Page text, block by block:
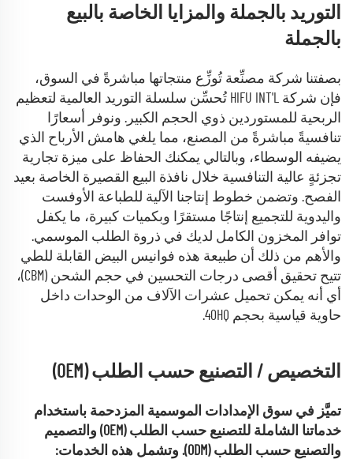
التوريد بالجملة والمزايا الخاصة بالبيع
بالجملة
بصفتنا شركة مصنِّعة تُوزِّع منتجاتها مباشرةً في السوق،
فإن شركة HIFU INT'L تُحسِّن سلسلة التوريد العالمية لتعظيم
الربحية للمستوردين ذوي الحجم الكبير. ونوفر أسعارًا
تنافسيةً مباشرةً من المصنع، مما يلغي هامش الأرباح الذي
يضيفه الوسطاء، وبالتالي يمكنك الحفاظ على ميزة تجارية
تجزئةٍ عالية التنافسية خلال نافذة البيع القصيرة الخاصة بعيد
الفصح. وتضمن خطوط إنتاجنا الآلية للطباعة الأوفست
واليدوية للتجميع إنتاجًا مستقرًا وبكميات كبيرة، ما يكفل
توافر المخزون الكامل لديك في ذروة الطلب الموسمي.
والأهم من ذلك أن طبيعة هذه فوانيس البيض القابلة للطي
تتيح تحقيق أقصى درجات التحسين في حجم الشحن (CBM)،
أي أنه يمكن تحميل عشرات الآلاف من الوحدات داخل
حاوية قياسية بحجم 40HQ.
التخصيص / التصنيع حسب الطلب (OEM)
تميَّز في سوق الإمدادات الموسمية المزدحمة باستخدام
خدماتنا الشاملة للتصنيع حسب الطلب (OEM) والتصميم
والتصنيع حسب الطلب (ODM). وتشمل هذه الخدمات: